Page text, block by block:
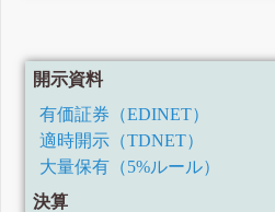
開示資料
有価証券（EDINET）
適時開示（TDNET）
大量保有（5%ルール）
決算